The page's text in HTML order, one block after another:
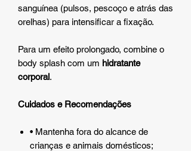
sanguínea (pulsos, pescoço e atrás das
orelhas) para intensificar a fixação.
Para um efeito prolongado, combine o
body splash com um hidratante
corporal.
Cuidados e Recomendações
• Mantenha fora do alcance de
crianças e animais domésticos;